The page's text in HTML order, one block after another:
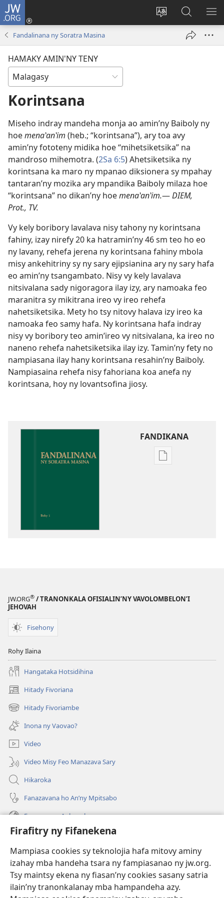
Firafitry ny Fifanekena
Mampiasa cookies sy teknolojia hafa mitovy aminy
izahay mba handeha tsara ny fampiasanao ny jw.org.
Tsy maintsy ekena ny fiasan’ny cookies sasany satria
ilain’ny tranonkalanay mba hampandeha azy.
JW.ORG
Hiova
Hiditra
(manokatra
ato
Amin’ny
Fandalinana ny Soratra Masina
HAMAKY AMIN'NY TENY
Korintsana
Miseho indray mandeha monja ao amin’ny Baiboly ny
hoemenaʽanʽim (heb.; “korintsana”), ary toa avy
amin’ny fototeny midika hoe “mihetsiketsika” na
mandroso mihemotra. (2Sa 6:5) Ahetsiketsika ny
korintsana ka maro ny mpanao diksionera sy mpahay
tantaran’ny mozika ary mpandika Baiboly milaza hoe
“korintsana” no dikan’ny hoemenaʽanʽim.​—DIEM,
Prot., TV.
Vy kely boribory lavalava nisy tahony ny korintsana
fahiny, izay nirefy 20 ka hatramin’ny 46 sm teo ho eo
ny lavany, rehefa jerena ny korintsana fahiny mbola
misy ankehitriny sy ny sary ejipsianina ary ny sary hafa
eo amin’ny tsangambato. Nisy vy kely lavalava
nitsivalana sady nigoragora ilay izy, ary namoaka feo
maranitra sy mikitrana ireo vy ireo rehefa
nahetsiketsika. Mety ho tsy nitovy halava izy ireo ka
namoaka feo samy hafa. Ny korintsana hafa indray
nisy vy boribory teo amin’ireo vy nitsivalana, ka ireo no
naneno rehefa nahetsiketsika ilay izy. Tamin’ny fety no
nampiasana ilay hany korintsana resahin’ny Baiboly.
Nampiasaina rehefa nisy fahoriana koa anefa ny
korintsana, hoy ny lovantsofina jiosy.
FANDIKANA
Fandikana
JW.ORG® / TRANONKALA OFISIALIN’NY VAVOLOMBELON’I
JEHOVAH
Fisehony
Rohy Ilaina
Hangataka Hotsidihina
Hitady Fivoriana
(manokatra
rohy) Hitady Fivoriambe
(manokatra
rohy) Inona ny Vaovao?
Video
Video Misy Feo Manazava Sary
Hikaroka
Fanazavana ho An’ny Mpitsabo
Fanazavana Ankapobeny
Fanampiana
Fanomezana
(manokatra
rohy)
FITEHIRIZAM-BOKIN’NY Vavolombelon’i Jehovah
(manokatra